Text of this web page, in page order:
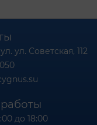
ул. Советская, 112
до 18:00